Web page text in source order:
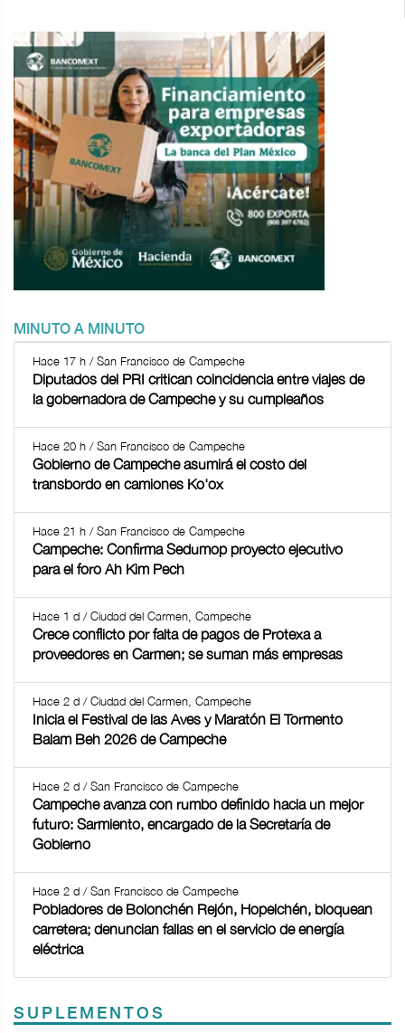
MINUTO A MINUTO
Hace 17 h / San Francisco de Campeche
Diputados del PRI critican coincidencia entre viajes de
la gobernadora de Campeche y su cumpleaños
Hace 20 h / San Francisco de Campeche
Gobierno de Campeche asumirá el costo del
transbordo en camiones Ko'ox
Hace 21 h / San Francisco de Campeche
Campeche: Confirma Sedumop proyecto ejecutivo
para el foro Ah Kim Pech
Hace 1 d / Ciudad del Carmen, Campeche
Crece conflicto por falta de pagos de Protexa a
proveedores en Carmen; se suman más empresas
Hace 2 d / Ciudad del Carmen, Campeche
Inicia el Festival de las Aves y Maratón El Tormento
Balam Beh 2026 de Campeche
Hace 2 d / San Francisco de Campeche
Campeche avanza con rumbo definido hacia un mejor
futuro: Sarmiento, encargado de la Secretaría de
Gobierno
Hace 2 d / San Francisco de Campeche
Pobladores de Bolonchén Rejón, Hopelchén, bloquean
carretera; denuncian fallas en el servicio de energía
eléctrica
SUPLEMENTOS